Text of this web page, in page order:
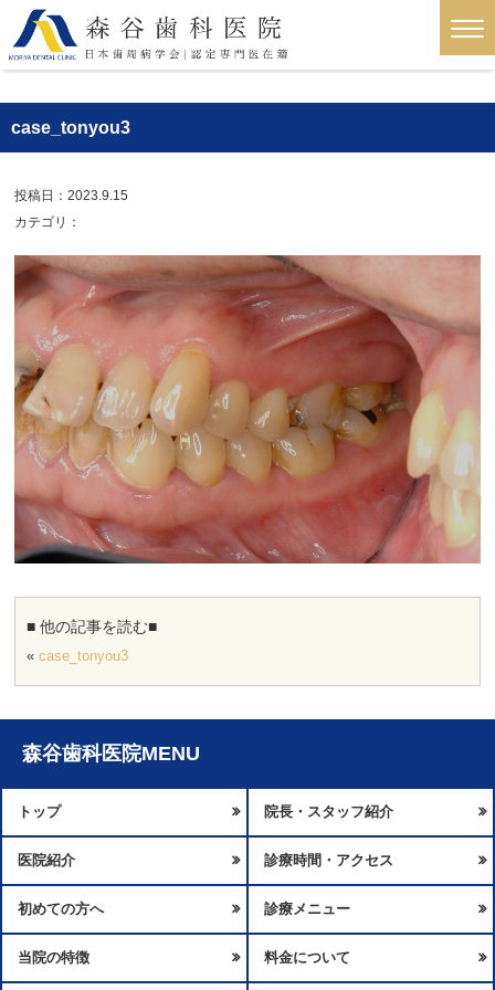
case_tonyou3
投稿日：2023.9.15
カテゴリ：
■ 他の記事を読む■
«case_tonyou3
森谷歯科医院MENU
トップ 院長・スタッフ紹介
医院紹介 診療時間・アクセス
初めての方へ 診療メニュー
当院の特徴 料金について